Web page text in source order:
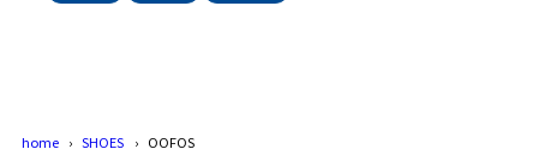
home SHOES OOFOS